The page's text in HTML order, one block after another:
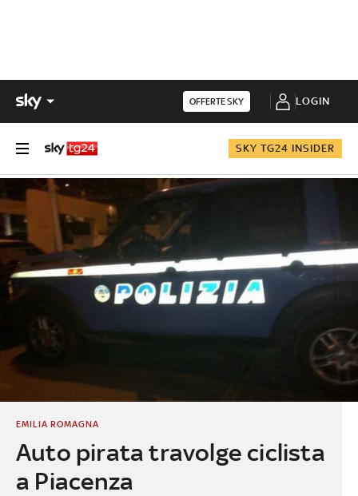
OFFERTE SKY LOGIN
SKY TG24 INSIDER
Auto pirata travolge ciclista
a Piacenza
EMILIA ROMAGNA